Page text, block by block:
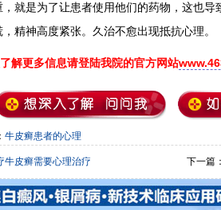
，就是为了让患者使用他们的药物，这也
精神高度紧张。久治不愈出现抵抗心理。
解更多信息请登陆我院的官方网站
牛皮癣患者的心理
牛皮癣需要心理治疗 下一篇：